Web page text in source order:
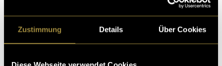
Zustimmung Details Über Cookies